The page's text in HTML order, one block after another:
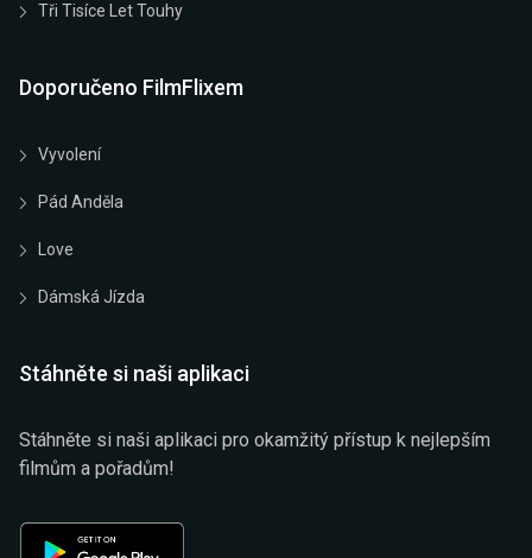
Tři Tisíce Let Touhy
Doporučeno FilmFlixem
Vyvolení
Pád Anděla
Love
Dámská Jízda
Stáhněte si naši aplikaci
Stáhněte si naši aplikaci pro okamžitý přístup k nejlepším
filmům a pořadům!